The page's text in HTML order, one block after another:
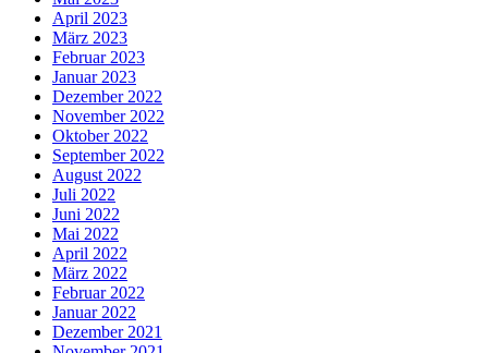
April 2023
März 2023
Februar 2023
Januar 2023
Dezember 2022
November 2022
Oktober 2022
September 2022
August 2022
Juli 2022
Juni 2022
Mai 2022
April 2022
März 2022
Februar 2022
Januar 2022
Dezember 2021